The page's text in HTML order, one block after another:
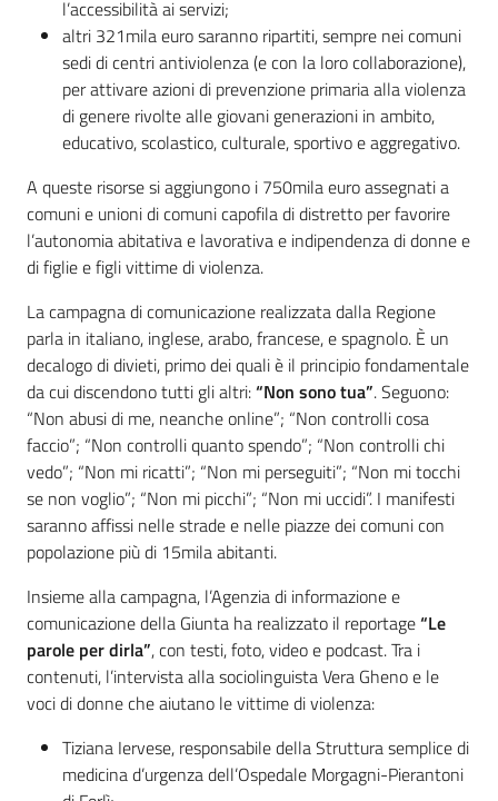
l’accessibilità ai servizi;
altri 321mila euro saranno ripartiti, sempre nei comuni
sedi di centri antiviolenza (e con la loro collaborazione),
per attivare azioni di prevenzione primaria alla violenza
di genere rivolte alle giovani generazioni in ambito,
educativo, scolastico, culturale, sportivo e aggregativo.
A queste risorse si aggiungono i 750mila euro assegnati a
comuni e unioni di comuni capofila di distretto per favorire
l’autonomia abitativa e lavorativa e indipendenza di donne e
di figlie e figli vittime di violenza.
La campagna di comunicazione realizzata dalla Regione
parla in italiano, inglese, arabo, francese, e spagnolo. È un
decalogo di divieti, primo dei quali è il principio fondamentale
da cui discendono tutti gli altri:“Non sono tua”. Seguono:
“Non abusi di me, neanche online”; “Non controlli cosa
faccio”; “Non controlli quanto spendo”; “Non controlli chi
vedo”; “Non mi ricatti”; “Non mi perseguiti”; “Non mi tocchi
se non voglio”; “Non mi picchi”; “Non mi uccidi”. I manifesti
saranno affissi nelle strade e nelle piazze dei comuni con
popolazione più di 15mila abitanti.
Insieme alla campagna, l’Agenzia di informazione e
comunicazione della Giunta ha realizzato il reportage“Le
parole per dirla”, con testi, foto, video e podcast. Tra i
contenuti, l’intervista alla sociolinguista Vera Gheno e le
voci di donne che aiutano le vittime di violenza:
Tiziana Iervese, responsabile della Struttura semplice di
medicina d’urgenza dell’Ospedale Morgagni-Pierantoni